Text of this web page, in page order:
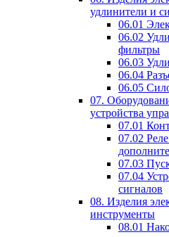
удлинители и
06.01
06.02
фильтры
06.03
06.04
06.05
07.
устройства
07.01
07.02
07.03
07.04
сигналов
08. Изделия
инструменты
08.01